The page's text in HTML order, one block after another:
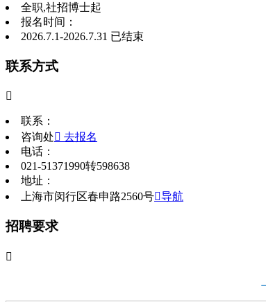
全职,社招博士起
报名时间：
2026.7.1-2026.7.31 已结束
联系方式

联系：
咨询处 去报名
电话：
021-51371990转598638
地址：
上海市闵行区春申路2560号导航
招聘要求
